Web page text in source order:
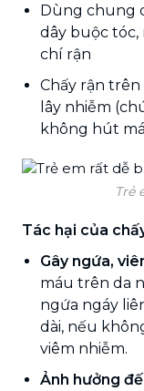
Dùng chung
dây buộc tóc,
chí rận
Chấy rận trên
lây nhiễm
không hút
Trẻ
Tác hại của
Gây ngứa,
máu trên da
ngứa ngáy
dài, nếu
viêm nhiễm.
Ảnh hưởng